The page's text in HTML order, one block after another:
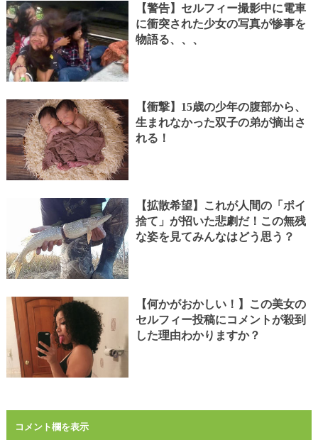
【警告】セルフィー撮影中に電車
に衝突された少女の写真が惨事を
物語る、、、
【衝撃】15歳の少年の腹部から、
生まれなかった双子の弟が摘出さ
れる！
【拡散希望】これが人間の「ポイ
捨て」が招いた悲劇だ！この無残
な姿を見てみんなはどう思う？
【何かがおかしい！】この美女の
セルフィー投稿にコメントが殺到
した理由わかりますか？
コメント欄を表示